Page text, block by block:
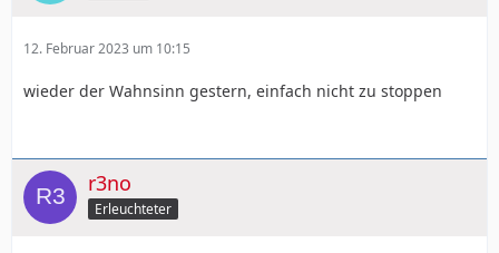
12. Februar 2023 um 10:15
wieder der Wahnsinn gestern, einfach nicht zu stoppen
r3no
Erleuchteter